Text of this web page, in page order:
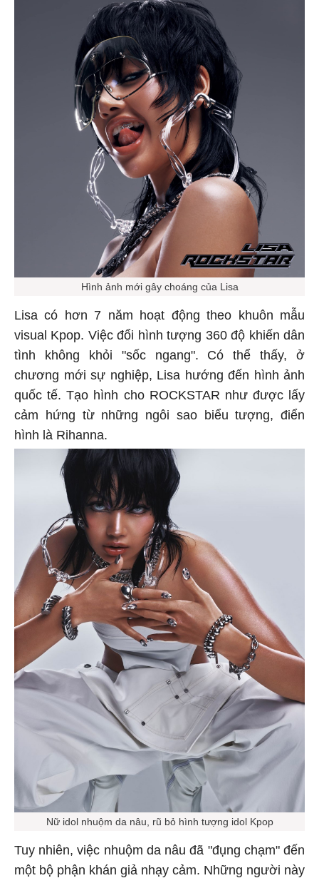
Hình ảnh mới gây choáng của Lisa
Lisa có hơn 7 năm hoạt động theo khuôn mẫu
visual Kpop. Việc đổi hình tượng 360 độ khiến dân
tình không khỏi "sốc ngang". Có thể thấy, ở
chương mới sự nghiệp, Lisa hướng đến hình ảnh
quốc tế. Tạo hình cho ROCKSTAR như được lấy
cảm hứng từ những ngôi sao biểu tượng, điển
hình là Rihanna.
Nữ idol nhuộm da nâu, rũ bỏ hình tượng idol Kpop
Tuy nhiên, việc nhuộm da nâu đã "đụng chạm" đến
một bộ phận khán giả nhạy cảm. Những người này